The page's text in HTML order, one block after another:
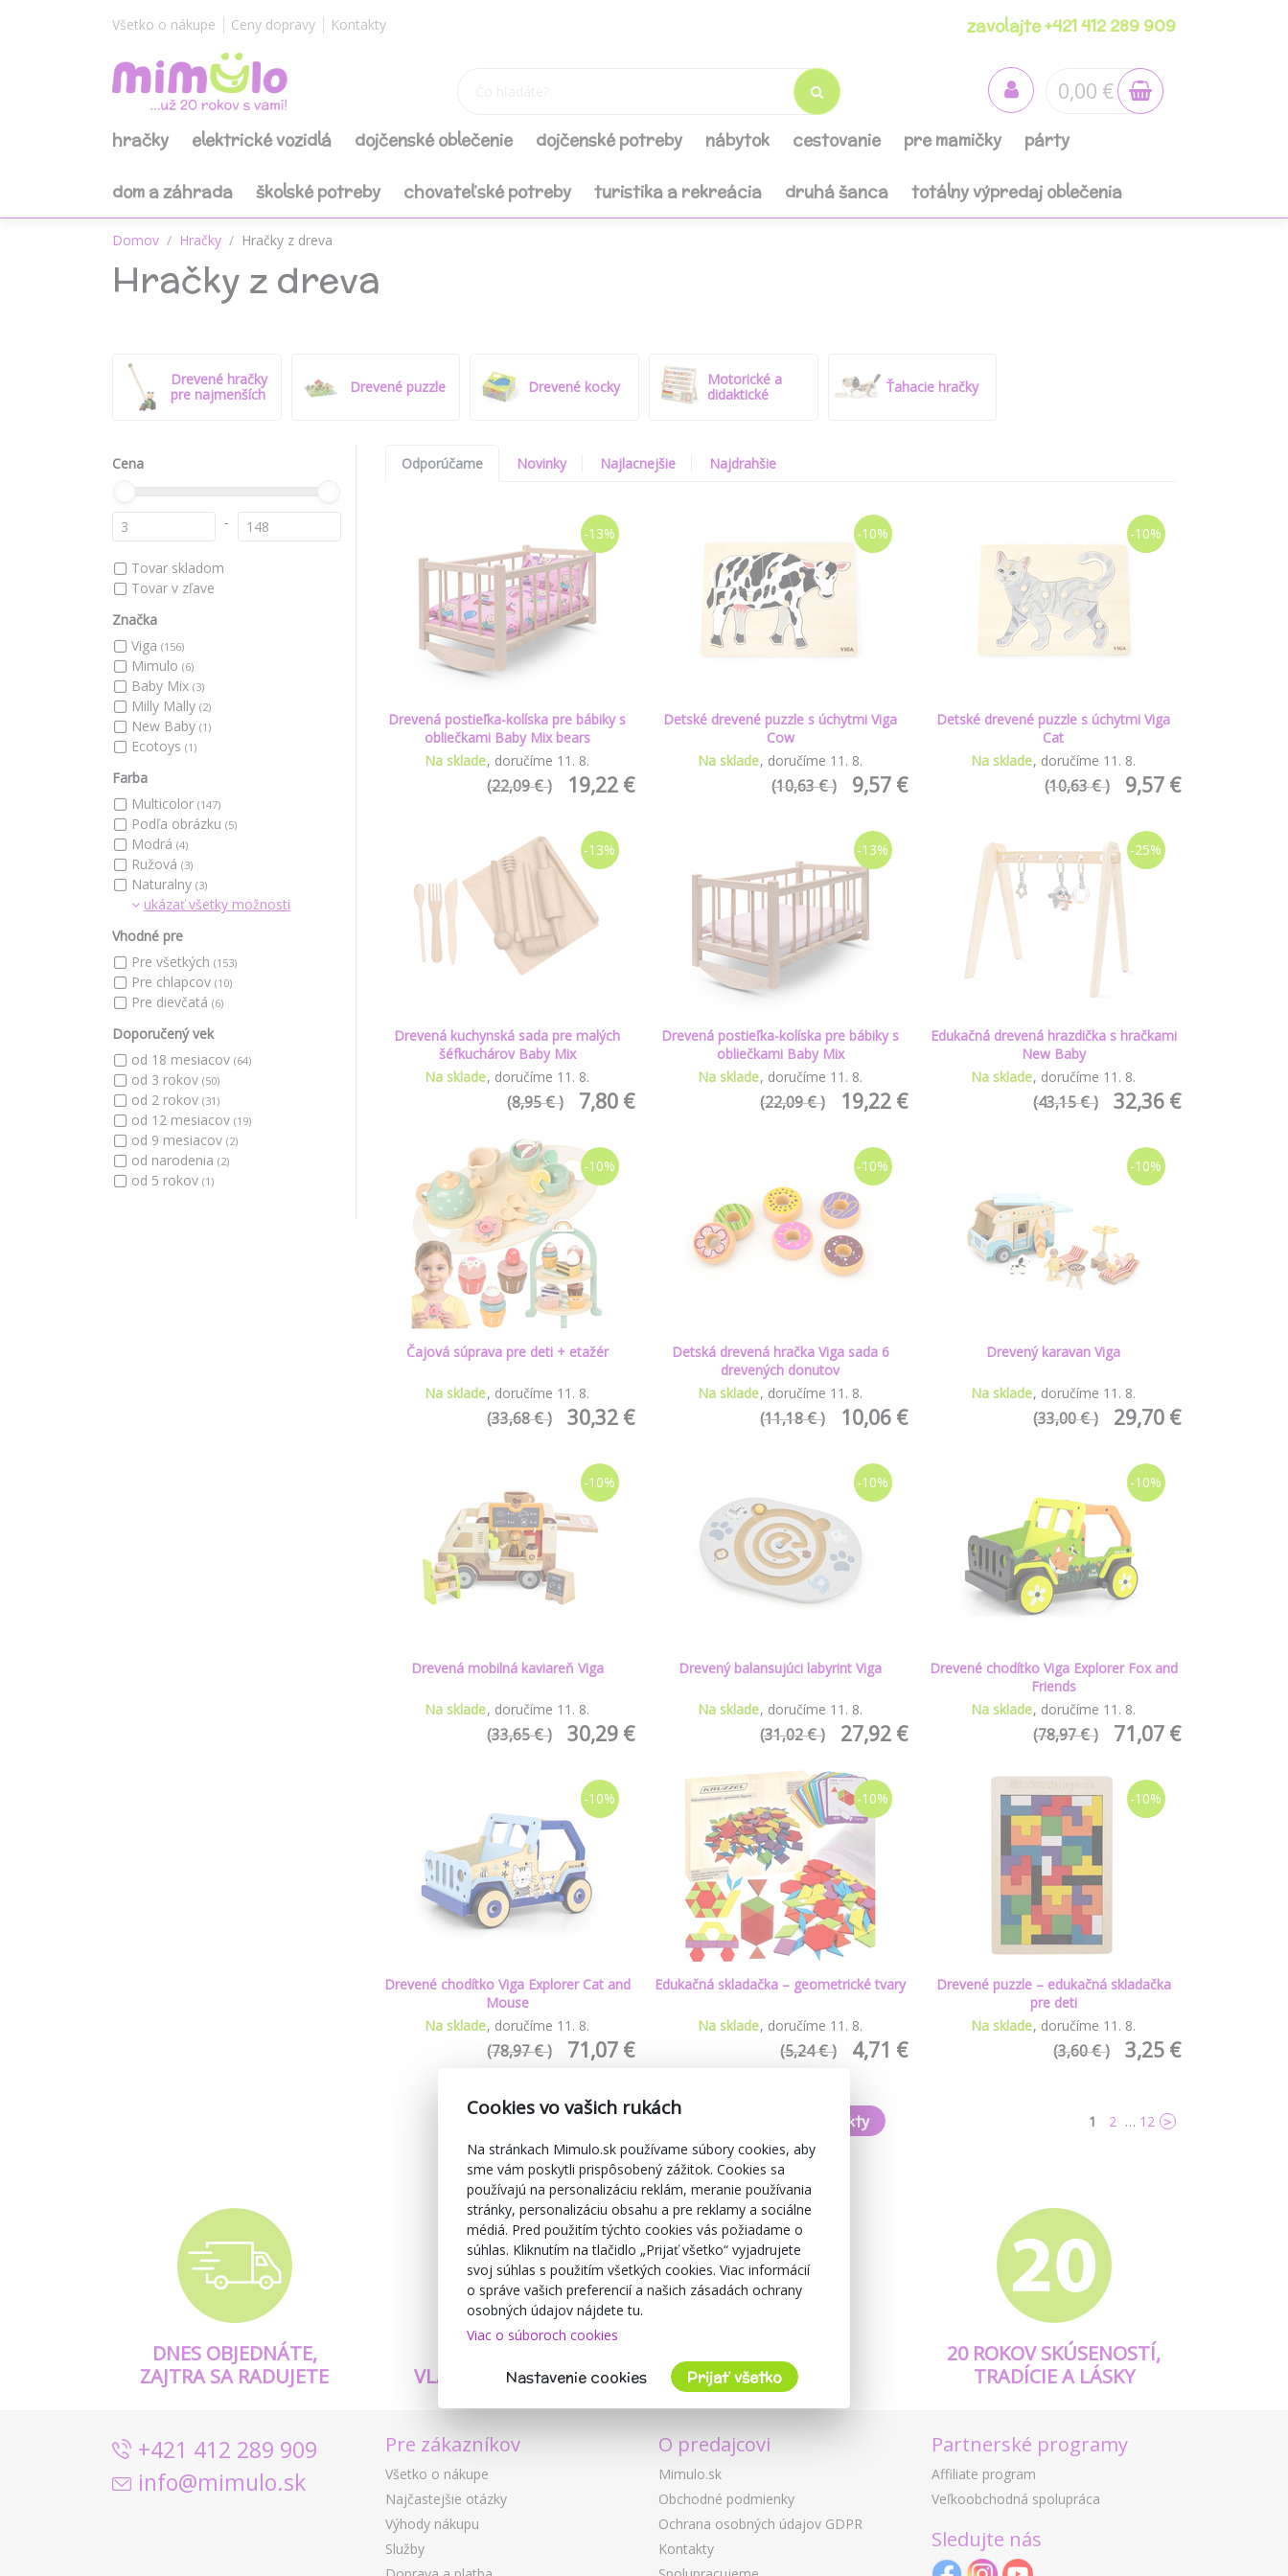
Všetko o nákupe Ceny dopravy Kontakty zavolajte +421 412 289 909
0,00 €
hračky elektrické vozidlá dojčenské oblečenie dojčenské potreby nábytok cestovanie pre mamičky párty
dom a záhrada školské potreby chovateľské potreby turistika a rekreácia druhá šanca totálny výpredaj oblečenia
Domov Hračky Hračky z dreva
Hračky z dreva
Drevené hračky
pre najmenších
Drevené puzzle Drevené kocky
Motorické a
didaktické
Ťahacie hračky
Cena
-
Tovar skladom
Tovar v zľave
Značka
Viga (156)
Mimulo (6)
Baby Mix (3)
Milly Mally (2)
New Baby (1)
Ecotoys (1)
Farba
Multicolor (147)
Podľa obrázku (5)
Modrá (4)
Ružová (3)
Naturalny (3)
ukázať všetky možnosti
Vhodné pre
Pre všetkých (153)
Pre chlapcov (10)
Pre dievčatá (6)
Doporučený vek
od 18 mesiacov (64)
od 3 rokov (50)
od 2 rokov (31)
od 12 mesiacov (19)
od 9 mesiacov (2)
od narodenia (2)
od 5 rokov (1)
Odporúčame Novinky Najlacnejšie Najdrahšie
-13%
Drevená postieľka-kolíska pre bábiky s
obliečkami Baby Mix bears
Na sklade doručíme 11 . 8.
19,22 €
(22,09 € )
-10%
Detské drevené puzzle s úchytmi Viga
Cow
Na sklade doručíme 11 . 8.
9,57 €
(10,63 € )
-10%
Detské drevené puzzle s úchytmi Viga
Cat
Na sklade doručíme 11 . 8.
9,57 €
(10,63 € )
-13%
Drevená kuchynská sada pre malých
šéfkuchárov Baby Mix
Na sklade doručíme 11 . 8.
7,80 €
(8,95 € )
-13%
Drevená postieľka-kolíska pre bábiky s
obliečkami Baby Mix
Na sklade doručíme 11 . 8.
19,22 €
(22,09 € )
-25%
Edukačná drevená hrazdička s hračkami
New Baby
Na sklade doručíme 11 . 8.
32,36 €
(43,15 € )
-10%
Čajová súprava pre deti + etažér
Na sklade doručíme 11 . 8.
30,32 €
(33,68 € )
-10%
Detská drevená hračka Viga sada 6
drevených donutov
Na sklade doručíme 11 . 8.
10,06 €
(11,18 € )
-10%
Drevený karavan Viga
Na sklade doručíme 11 . 8.
29,70 €
(33,00 € )
-10%
Drevená mobilná kaviareň Viga
Na sklade doručíme 11 . 8.
30,29 €
(33,65 € )
-10%
Drevený balansujúci labyrint Viga
Na sklade doručíme 11 . 8.
27,92 €
(31,02 € )
-10%
Drevené chodítko Viga Explorer Fox and
Friends
Na sklade doručíme 11 . 8.
71,07 €
(78,97 € )
-10%
Drevené chodítko Viga Explorer Cat and
Mouse
Na sklade doručíme 11 . 8.
71,07 €
(78,97 € )
-10%
Edukačná skladačka – geometrické tvary
Na sklade doručíme 11 . 8.
4,71 €
(5,24 € )
-10%
Drevené puzzle – edukačná skladačka
pre deti
Na sklade doručíme 11 . 8.
3,25 €
(3,60 € )
Načítať ďalšie produkty 1 2 … 12 >
DNES OBJEDNÁTE,
ZAJTRA SA RADUJETE
VLASTNÉ PRODUKTY
A KVALITA
20 ROKOV SKÚSENOSTÍ,
TRADÍCIE A LÁSKY
+421 412 289 909
info@mimulo.sk
Pre zákazníkov
Všetko o nákupe
Najčastejšie otázky
Výhody nákupu
Služby
O predajcovi
Mimulo.sk
Obchodné podmienky
Ochrana osobných údajov GDPR
Kontakty
Partnerské programy
Affiliate program
Veľkoobchodná spolupráca
Sledujte nás
Cookies vo vašich rukách
Na stránkach Mimulo.sk používame súbory cookies, aby
sme vám poskytli prispôsobený zážitok. Cookies sa
používajú na personalizáciu reklám, meranie používania
stránky, personalizáciu obsahu a pre reklamy a sociálne
médiá. Pred použitím týchto cookies vás požiadame o
súhlas. Kliknutím na tlačidlo „Prijať všetko“ vyjadrujete
svoj súhlas s použitím všetkých cookies. Viac informácií
o správe vašich preferencií a našich zásadách ochrany
osobných údajov nájdete tu.
Viac o súboroch cookies
Nastavenie cookies Prijať všetko